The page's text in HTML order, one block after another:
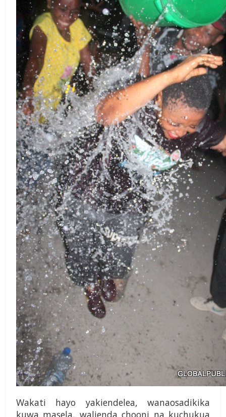
Wakati hayo yakiende­lea, wanaosadikika
kuwa masela, walienda chooni na kuchukua